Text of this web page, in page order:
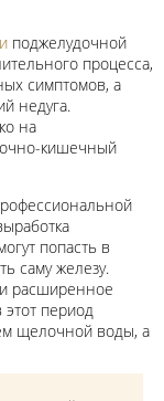
поджелудочной
процесса,
симптомов, а
недуга.
на
кишечный
попасть в
саму железу.
расширенное
период
щелочной воды, а